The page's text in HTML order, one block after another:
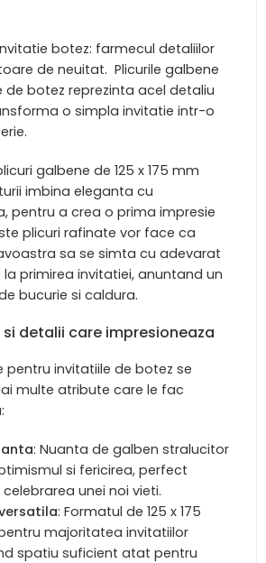
botez: farmecul detaliilor
de neuitat. Plicurile galbene
de botez reprezinta acel detaliu
o simpla invitatie intr-o
galbene de 125 x 175 mm
imbina eleganta cu
pentru a crea o prima impresie
plicuri rafinate vor face ca
sa se simta cu adevarat
primirea invitatiei, anuntand un
bucurie si caldura.
detalii care impresioneaza
pentru invitatiile de botez se
multe atribute care le fac
: Nuanta de galben stralucitor
si fericirea, perfect
unei noi vieti.
: Formatul de 125 x 175
majoritatea invitatiilor
spatiu suficient atat pentru